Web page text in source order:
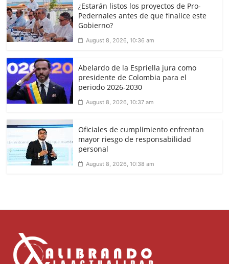
¿Estarán listos los proyectos de Pro-
Pedernales antes de que finalice este
Gobierno?
August 8, 2026, 10:36 am
Abelardo de la Espriella jura como
presidente de Colombia para el
periodo 2026-2030
August 8, 2026, 10:37 am
Oficiales de cumplimiento enfrentan
mayor riesgo de responsabilidad
personal
August 8, 2026, 10:38 am